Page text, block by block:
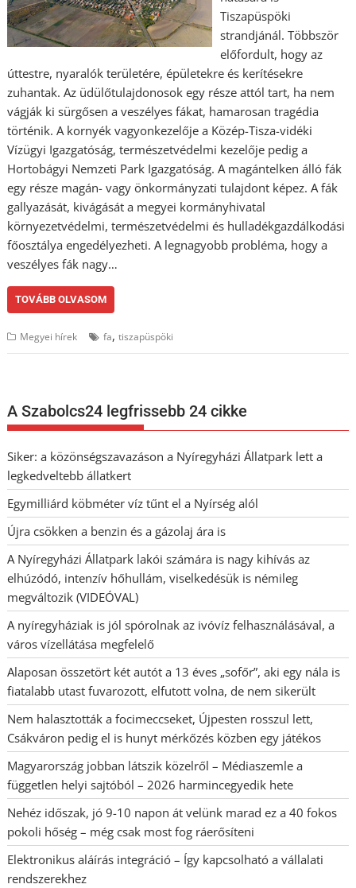
Tiszapüspöki
strandjánál. Többször
előfordult, hogy az
úttestre, nyaralók területére, épületekre és kerítésekre
zuhantak. Az üdülőtulajdonosok egy része attól tart, ha nem
vágják ki sürgősen a veszélyes fákat, hamarosan tragédia
történik. A kornyék vagyonkezelője a Közép-Tisza-vidéki
Vízügyi Igazgatóság, természetvédelmi kezelője pedig a
Hortobágyi Nemzeti Park Igazgatóság. A magántelken álló fák
egy része magán- vagy önkormányzati tulajdont képez. A fák
gallyazását, kivágását a megyei kormányhivatal
környezetvédelmi, természetvédelmi és hulladékgazdálkodási
főosztálya engedélyezheti. A legnagyobb probléma, hogy a
veszélyes fák nagy…
TOVÁBB OLVASOM
Megyei hírek fa,tiszapüspöki
A Szabolcs24 legfrissebb 24 cikke
Siker: a közönségszavazáson a Nyíregyházi Állatpark lett a
legkedveltebb állatkert
Egymilliárd köbméter víz tűnt el a Nyírség alól
Újra csökken a benzin és a gázolaj ára is
A Nyíregyházi Állatpark lakói számára is nagy kihívás az
elhúzódó, intenzív hőhullám, viselkedésük is némileg
megváltozik (VIDEÓVAL)
A nyíregyháziak is jól spórolnak az ivóvíz felhasználásával, a
város vízellátása megfelelő
Alaposan összetört két autót a 13 éves „sofőr”, aki egy nála is
fiatalabb utast fuvarozott, elfutott volna, de nem sikerült
Nem halasztották a focimeccseket, Újpesten rosszul lett,
Csákváron pedig el is hunyt mérkőzés közben egy játékos
Magyarország jobban látszik közelről – Médiaszemle a
független helyi sajtóból – 2026 harmincegyedik hete
Nehéz időszak, jó 9-10 napon át velünk marad ez a 40 fokos
pokoli hőség – még csak most fog ráerősíteni
Elektronikus aláírás integráció – Így kapcsolható a vállalati
rendszerekhez